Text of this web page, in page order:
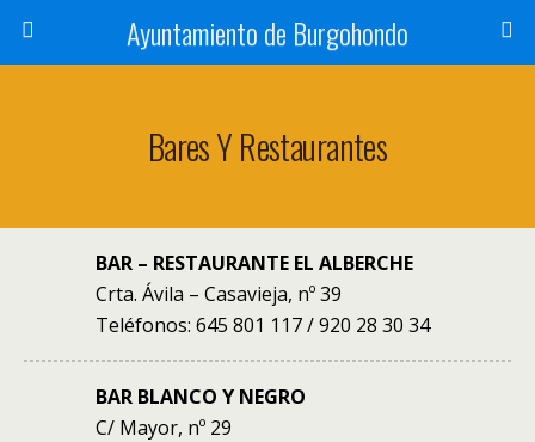
Ayuntamiento de Burgohondo
Bares Y Restaurantes
BAR – RESTAURANTE EL ALBERCHE
Crta. Ávila – Casavieja, nº 39
Teléfonos: 645 801 117 / 920 28 30 34
BAR BLANCO Y NEGRO
C/ Mayor, nº 29